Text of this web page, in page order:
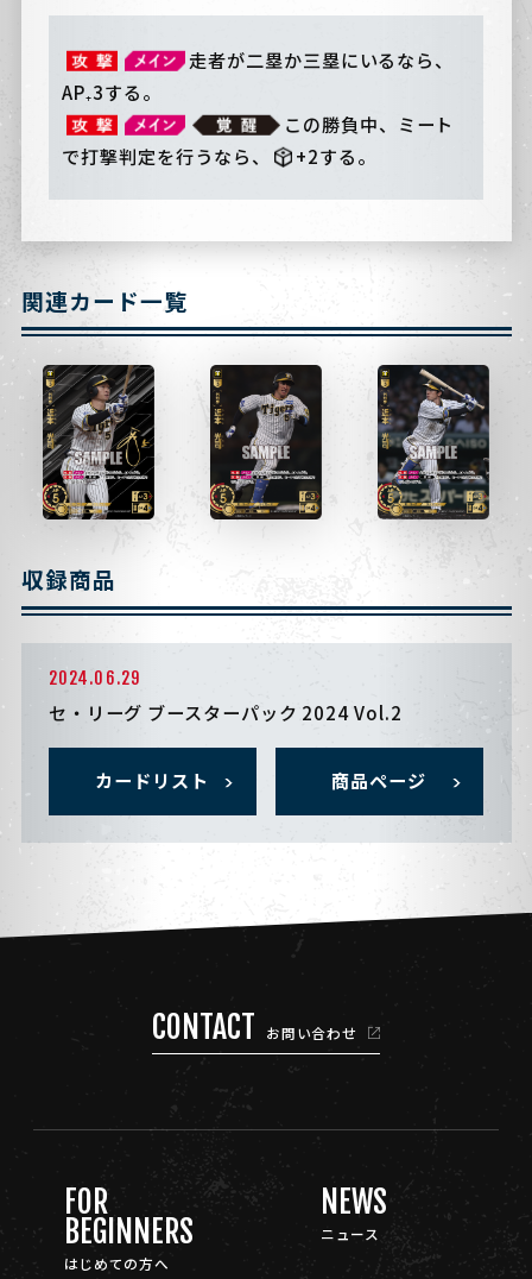
走者が二塁か三塁にいるなら、
AP₊3する。
この勝負中、ミート
で打撃判定を行うなら、
+2する。
関連カード一覧
収録商品
2024.06.29
セ・リーグ ブースターパック 2024 Vol.2
カードリスト 商品ページ
CONTACT お問い合わせ
FOR
BEGINNERS
はじめての方へ
NEWS
ニュース